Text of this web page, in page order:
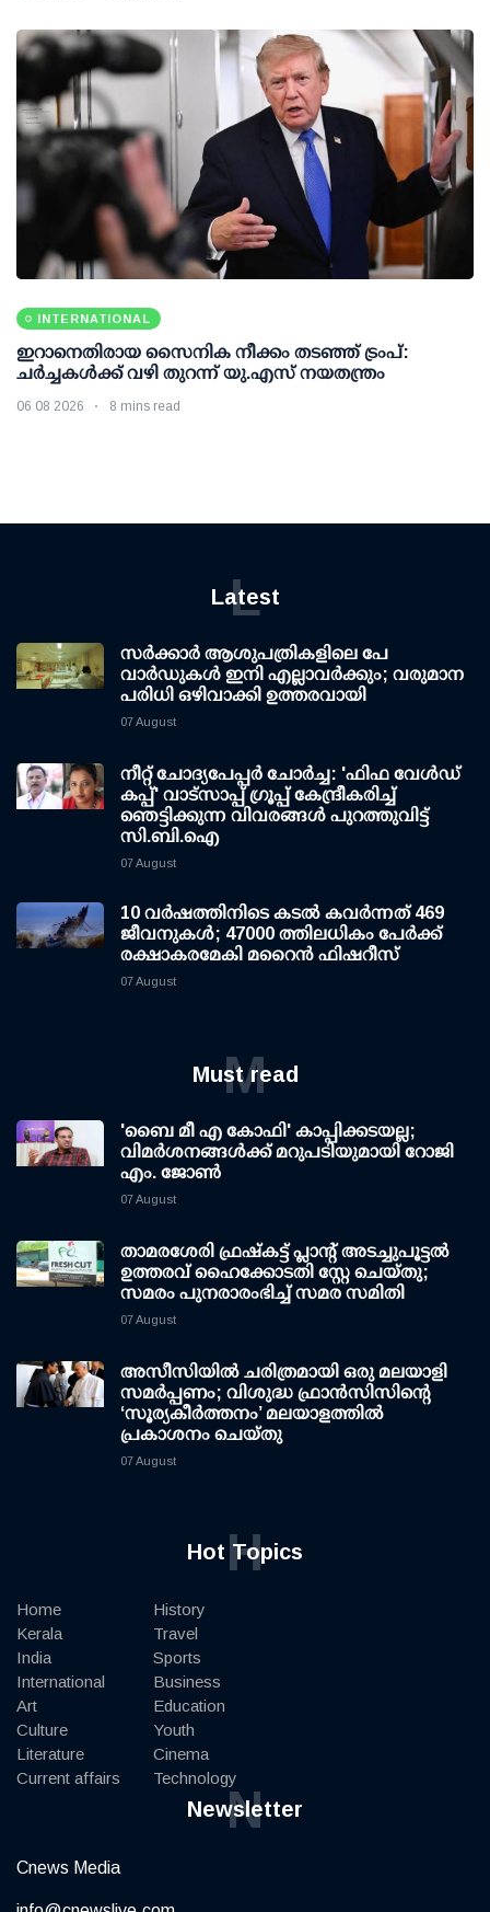
INTERNATIONAL
ഇറാനെതിരായ സൈനിക നീക്കം തടഞ്ഞ് ട്രംപ്:
ചര്‍ച്ചകള്‍ക്ക് വഴി തുറന്ന് യു.എസ് നയതന്ത്രം
06 08 2026 8 mins read
Latest
L
സര്‍ക്കാര്‍ ആശുപത്രികളിലെ പേ
വാര്‍ഡുകള്‍ ഇനി എല്ലാവര്‍ക്കും; വരുമാന
പരിധി ഒഴിവാക്കി ഉത്തരവായി
07 August
നീറ്റ് ചോദ്യപേപ്പര്‍ ചോര്‍ച്ച: 'ഫിഫ വേള്‍ഡ്
കപ്പ്' വാട്സാപ്പ് ഗ്രൂപ്പ് കേന്ദ്രീകരിച്ച്
ഞെട്ടിക്കുന്ന വിവരങ്ങള്‍ പുറത്തുവിട്ട്
സി.ബി.ഐ
07 August
10 വര്‍ഷത്തിനിടെ കടല്‍ കവര്‍ന്നത് 469
ജീവനുകള്‍; 47000 ത്തിലധികം പേര്‍ക്ക്
രക്ഷാകരമേകി മറൈന്‍ ഫിഷറീസ്
07 August
Must read
M
'ബൈ മീ എ കോഫി' കാപ്പിക്കടയല്ല;
വിമര്‍ശനങ്ങള്‍ക്ക് മറുപടിയുമായി റോജി
എം. ജോണ്‍
07 August
താമരശേരി ഫ്രഷ്കട്ട് പ്ലാന്റ് അടച്ചുപൂട്ടൽ
ഉത്തരവ് ഹൈക്കോടതി സ്റ്റേ ചെയ്തു;
സമരം പുനരാരംഭിച്ച് സമര സമിതി
07 August
അസീസിയിൽ ചരിത്രമായി ഒരു മലയാളി
സമർപ്പണം; വിശുദ്ധ ഫ്രാൻസിസിന്റെ
‘സൂര്യകീർത്തനം’ മലയാളത്തിൽ
പ്രകാശനം ചെയ്തു
07 August
Hot Topics
H
Home
Kerala
India
International
Art
Culture
Literature
Current affairs
History
Travel
Sports
Business
Education
Youth
Cinema
Technology
Newsletter
N
Cnews Media